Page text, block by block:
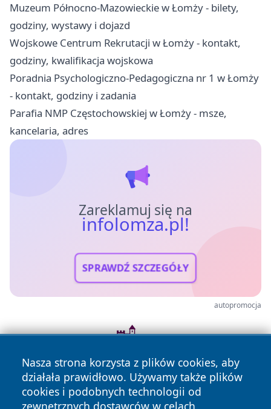
Muzeum Północno-Mazowieckie w Łomży - bilety,
godziny, wystawy i dojazd
Wojskowe Centrum Rekrutacji w Łomży - kontakt,
godziny, kwalifikacja wojskowa
Poradnia Psychologiczno-Pedagogiczna nr 1 w Łomży
- kontakt, godziny i zadania
Parafia NMP Częstochowskiej w Łomży - msze,
kancelaria, adres
Zareklamuj się na
infolomza.pl!
SPRAWDŹ SZCZEGÓŁY
autopromocja
Nasza strona korzysta z plików cookies, aby
działała prawidłowo. Używamy także plików
cookies i podobnych technologii od
zewnętrznych dostawców w celach